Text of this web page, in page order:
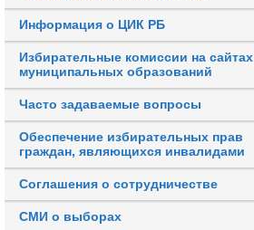
Информация о ЦИК РБ
Избирательные комиссии на сайтах
муниципальных образований
Часто задаваемые вопросы
Обеспечение избирательных прав
граждан, являющихся инвалидами
Соглашения о сотрудничестве
СМИ о выборах